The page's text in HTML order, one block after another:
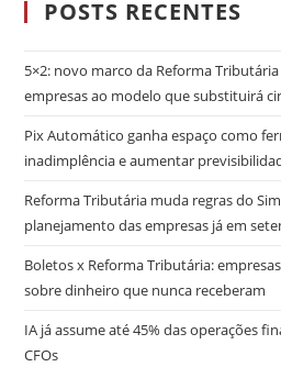
POSTS RECENTES
5×2: novo marco da Reforma
empresas ao modelo que substituirá
Pix Automático ganha espaço como
inadimplência e aumentar
Reforma Tributária muda regras do
planejamento das empresas já em
Boletos x Reforma Tributária:
sobre dinheiro que nunca receberam
IA já assume até 45% das operações
CFOs